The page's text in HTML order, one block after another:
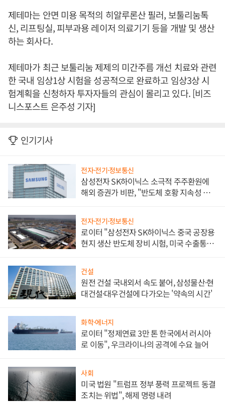
제테마는 안면 미용 목적의 히알루론산 필러, 보툴리눔톡
신, 리프팅실, 피부과용 레이저 의료기기 등을 개발 및 생산
하는 회사다.
제테마가 최근 보툴리눔 제제의 미간주름 개선 치료와 관련
한 국내 임상1상 시험을 성공적으로 완료하고 임상3상 시
험계획을 신청하자 투자자들의 관심이 몰리고 있다. [비즈
니스포스트 은주성 기자]
인기기사
전자·전기·정보통신
삼성전자 SK하이닉스 소극적 주주환원에
해외 증권가 비판, "반도체 호황 지속성 의
전자·전기·정보통신
로이터 "삼성전자 SK하이닉스 중국 공장용
현지 생산 반도체 장비 시험, 미국 수출통제
건설
원전 건설 국내외서 속도 붙어, 삼성물산·현
대건설·대우건설에 다가오는 '약속의 시간'
화학·에너지
로이터 "정제연료 3만 톤 한국에서 러시아
로 이동", 우크라이나의 공격에 수요 늘어
사회
미국 법원 "트럼프 정부 풍력 프로젝트 동결
조치는 위법", 해제 명령 내려